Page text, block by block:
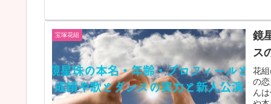
宝塚花組
鏡
ス
花
の
ん